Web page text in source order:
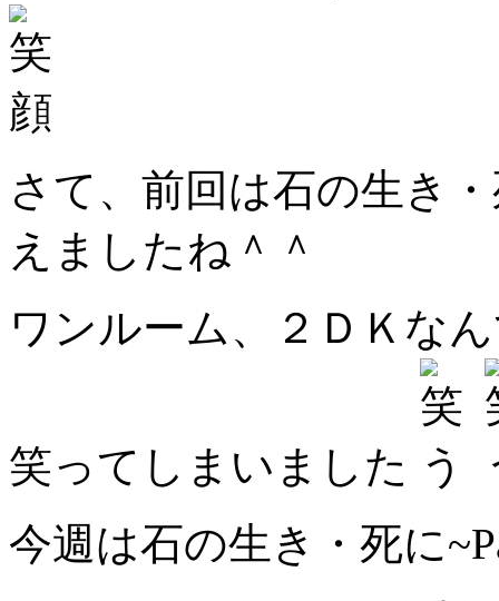
さて、前回は石の生き
えましたね＾＾
ワンルーム、２ＤＫな
笑ってしまいました
今週は石の生き・死に